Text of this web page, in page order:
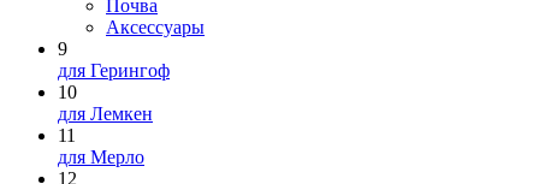
Почва
Аксессуары
9
для Герингоф
10
для Лемкен
11
для Мерло
12